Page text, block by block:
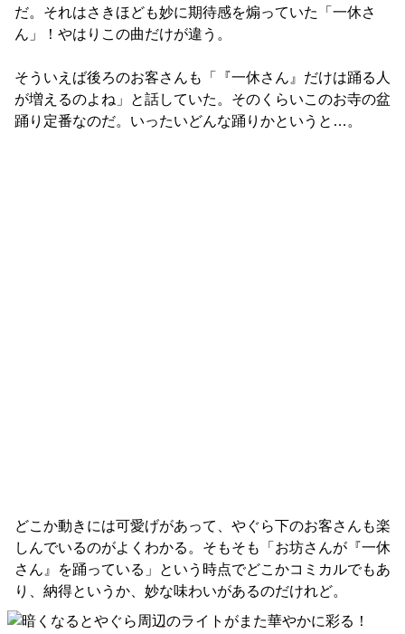
だ。それはさきほども妙に期待感を煽っていた「一休さ
ん」！やはりこの曲だけが違う。
そういえば後ろのお客さんも「『一休さん』だけは踊る人
が増えるのよね」と話していた。そのくらいこのお寺の盆
踊り定番なのだ。いったいどんな踊りかというと…。
どこか動きには可愛げがあって、やぐら下のお客さんも楽
しんでいるのがよくわかる。そもそも「お坊さんが『一休
さん』を踊っている」という時点でどこかコミカルでもあ
り、納得というか、妙な味わいがあるのだけれど。